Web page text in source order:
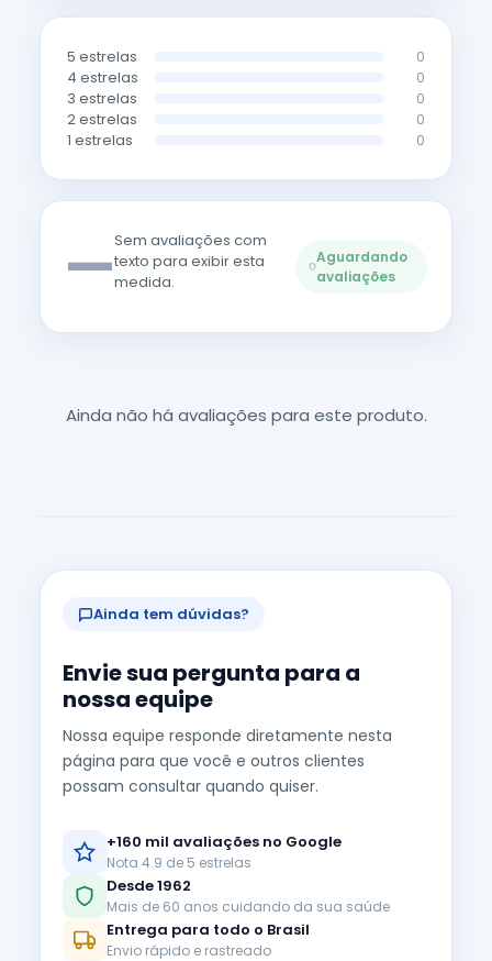
5 estrelas 0
4 estrelas 0
3 estrelas 0
2 estrelas 0
1 estrelas 0
—Sem avaliações com
texto para exibir esta
medida.
Aguardando
avaliações
Ainda não há avaliações para este produto.
Ainda tem dúvidas?
Envie sua pergunta para a
nossa equipe
Nossa equipe responde diretamente nesta
página para que você e outros clientes
possam consultar quando quiser.
+160 mil avaliações no Google
Nota 4.9 de 5 estrelas
Desde 1962
Mais de 60 anos cuidando da sua saúde
Entrega para todo o Brasil
Envio rápido e rastreado